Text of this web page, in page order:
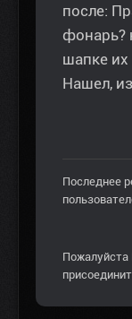
после:
фонарь?
шапке их
Нашел,
Последнее
Пожалуйста